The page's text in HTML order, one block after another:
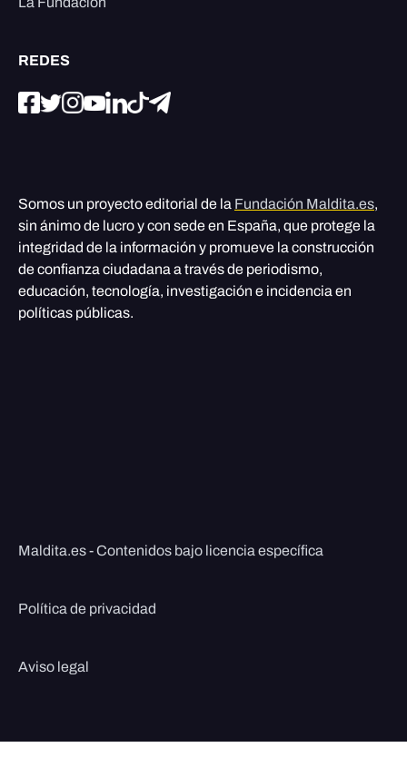
REDES
Somos un proyecto editorial de la Fundación Maldita.es,
sin ánimo de lucro y con sede en España, que protege la
integridad de la información y promueve la construcción
de confianza ciudadana a través de periodismo,
educación, tecnología, investigación e incidencia en
políticas públicas.
Maldita.es - Contenidos bajo licencia específica
Política de privacidad
Aviso legal